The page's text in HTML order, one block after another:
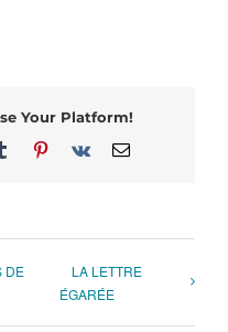
Your Platform!
TumblrPinterest
Vk Email
DE
LA LETTRE
ÉGARÉE